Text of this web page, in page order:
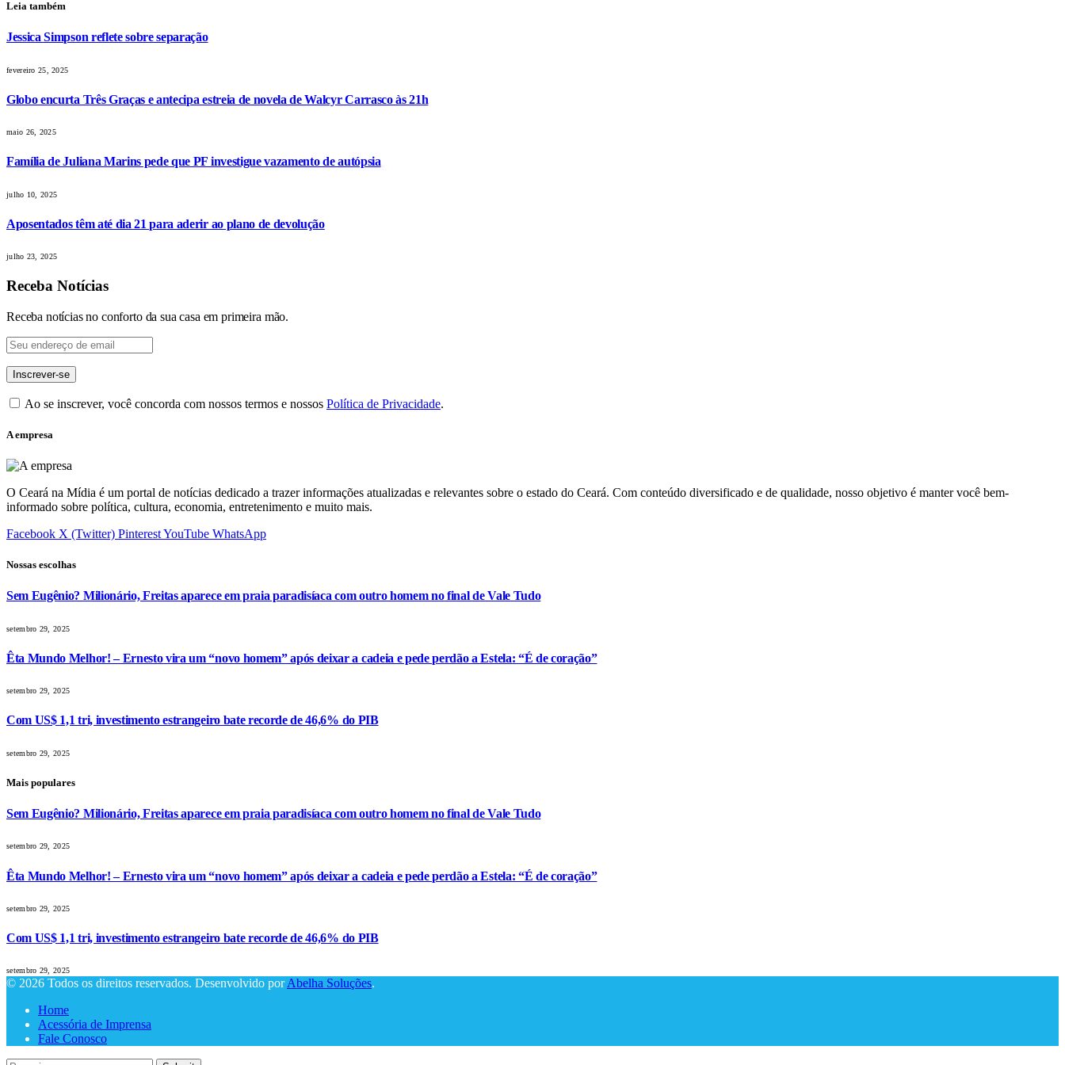
Leia também
Jessica Simpson reflete sobre separação
fevereiro 25, 2025
Globo encurta Três Graças e antecipa estreia de novela de Walcyr Carrasco às 21h
maio 26, 2025
Família de Juliana Marins pede que PF investigue vazamento de autópsia
julho 10, 2025
Aposentados têm até dia 21 para aderir ao plano de devolução
julho 23, 2025
Receba Notícias
Receba notícias no conforto da sua casa em primeira mão.
Ao se inscrever, você concorda com nossos termos e nossos Política de Privacidade.
A empresa
O Ceará na Mídia é um portal de notícias dedicado a trazer informações atualizadas e relevantes sobre o estado do Ceará. Com conteúdo diversificado e de qualidade, nosso objetivo é manter você bem-
informado sobre política, cultura, economia, entretenimento e muito mais.
Facebook X (Twitter) PinterestYouTube WhatsApp
Nossas escolhas
Sem Eugênio? Milionário, Freitas aparece em praia paradisíaca com outro homem no final de Vale Tudo
setembro 29, 2025
Êta Mundo Melhor! – Ernesto vira um “novo homem” após deixar a cadeia e pede perdão a Estela: “É de coração”
setembro 29, 2025
Com US$ 1,1 tri, investimento estrangeiro bate recorde de 46,6% do PIB
setembro 29, 2025
Mais populares
Sem Eugênio? Milionário, Freitas aparece em praia paradisíaca com outro homem no final de Vale Tudo
setembro 29, 2025
Êta Mundo Melhor! – Ernesto vira um “novo homem” após deixar a cadeia e pede perdão a Estela: “É de coração”
setembro 29, 2025
Com US$ 1,1 tri, investimento estrangeiro bate recorde de 46,6% do PIB
setembro 29, 2025
© 2026 Todos os direitos reservados. Desenvolvido porAbelha Soluções.
Home
Acessória de Imprensa
Fale Conosco